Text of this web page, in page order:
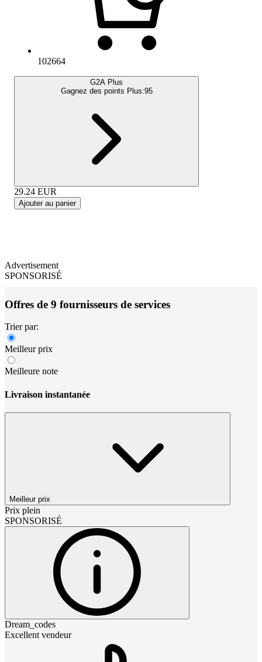
102664
G2A Plus
Gagnez des points Plus:95
29.24 EUR
Ajouter au panier
Advertisement
SPONSORISÉ
Offres de 9 fournisseurs de services
Trier par:
Meilleur prix
Meilleure note
Livraison instantanée
Meilleur prix
Prix plein
SPONSORISÉ
Dream_codes
Excellent vendeur